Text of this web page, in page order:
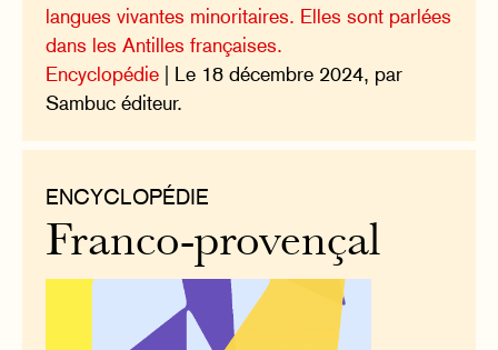
langues vivantes minoritaires. Elles sont parlées
dans les Antilles françaises.
Encyclopédie | Le 18 décembre 2024, par
Sambuc éditeur.
ENCYCLOPÉDIE
Franco-provençal